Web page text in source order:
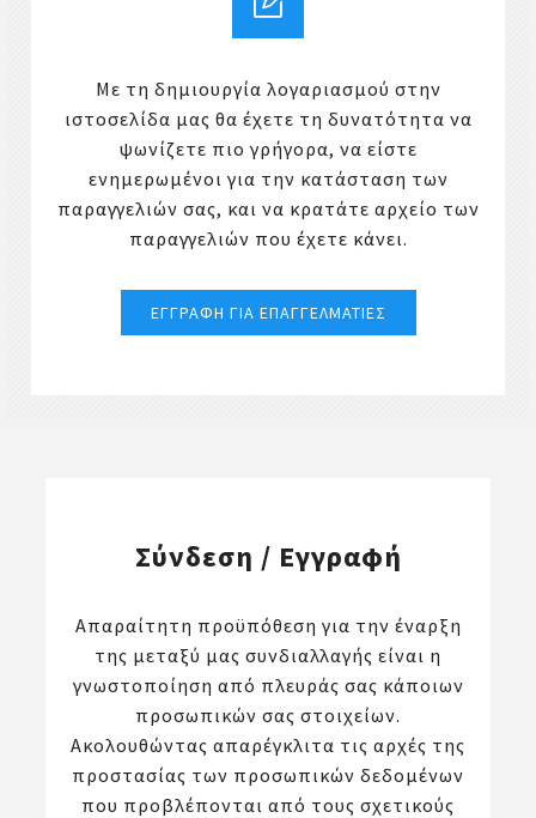
Με τη δημιουργία λογαριασμού στην
ιστοσελίδα μας θα έχετε τη δυνατότητα να
ψωνίζετε πιο γρήγορα, να είστε
ενημερωμένοι για την κατάσταση των
παραγγελιών σας, και να κρατάτε αρχείο των
παραγγελιών που έχετε κάνει.
Σύνδεση / Εγγραφή
Απαραίτητη προϋπόθεση για την έναρξη
της μεταξύ μας συνδιαλλαγής είναι η
γνωστοποίηση από πλευράς σας κάποιων
προσωπικών σας στοιχείων.
Ακολουθώντας απαρέγκλιτα τις αρχές της
προστασίας των προσωπικών δεδομένων
που προβλέπονται από τους σχετικούς